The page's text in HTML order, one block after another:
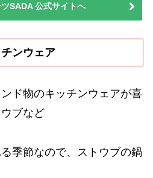
SADA 公式サイトへ
ンウェア
ド物のキッチンウェアが喜
ブなど
季節なので、ストウブの鍋